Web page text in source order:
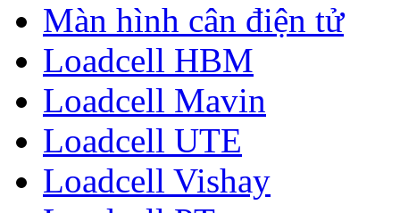
Màn hình cân điện tử
Loadcell HBM
Loadcell Mavin
Loadcell UTE
Loadcell Vishay